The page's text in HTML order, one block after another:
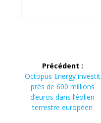
de
l’article
Précédent :
Article
précédent :
Octopus Energy investit
près de 600 millions
d’euros dans l’éolien
terrestre européen